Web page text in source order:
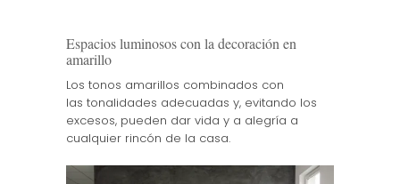
Espacios luminosos con la decoración en
amarillo
Los tonos amarillos combinados con
las tonalidades adecuadas y, evitando los
excesos, pueden dar vida y a alegría a
cualquier rincón de la casa.